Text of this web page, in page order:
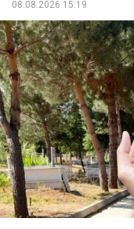
08.08.2026 15:19